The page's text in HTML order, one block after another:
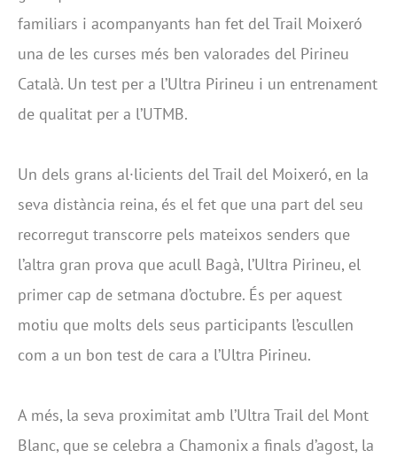
familiars i acompanyants han fet del Trail Moixeró
una de les curses més ben valorades del Pirineu
Català. Un test per a l’Ultra Pirineu i un entrenament
de qualitat per a l’UTMB.
Un dels grans al·licients del Trail del Moixeró, en la
seva distància reina, és el fet que una part del seu
recorregut transcorre pels mateixos senders que
l’altra gran prova que acull Bagà, l’Ultra Pirineu, el
primer cap de setmana d’octubre. És per aquest
motiu que molts dels seus participants l’escullen
com a un bon test de cara a l’Ultra Pirineu.
A més, la seva proximitat amb l’Ultra Trail del Mont
Blanc, que se celebra a Chamonix a finals d’agost, la